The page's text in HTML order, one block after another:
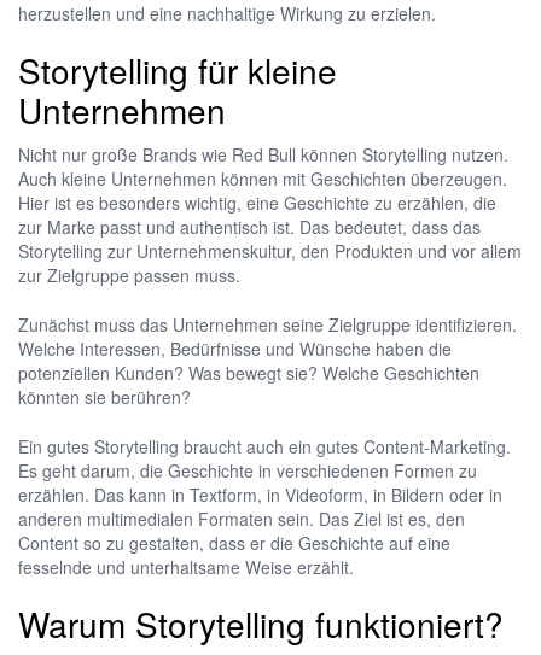
herzustellen und eine nachhaltige Wirkung zu erzielen.
Storytelling für kleine
Unternehmen
Nicht nur große Brands wie Red Bull können Storytelling nutzen.
Auch kleine Unternehmen können mit Geschichten überzeugen.
Hier ist es besonders wichtig, eine Geschichte zu erzählen, die
zur Marke passt und authentisch ist. Das bedeutet, dass das
Storytelling zur Unternehmenskultur, den Produkten und vor allem
zur Zielgruppe passen muss.
Zunächst muss das Unternehmen seine Zielgruppe identifizieren.
Welche Interessen, Bedürfnisse und Wünsche haben die
potenziellen Kunden? Was bewegt sie? Welche Geschichten
könnten sie berühren?
Ein gutes Storytelling braucht auch ein gutes Content-Marketing.
Es geht darum, die Geschichte in verschiedenen Formen zu
erzählen. Das kann in Textform, in Videoform, in Bildern oder in
anderen multimedialen Formaten sein. Das Ziel ist es, den
Content so zu gestalten, dass er die Geschichte auf eine
fesselnde und unterhaltsame Weise erzählt.
Warum Storytelling funktioniert?